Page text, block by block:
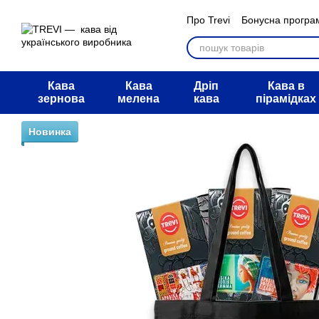
Про Trevi
Бонусна
Мегарозіграш АТБ
Питання та відповіді
Кава
зернова
Кава
мелена
Дріп
кава
Кава в
пірамідках
Новинка